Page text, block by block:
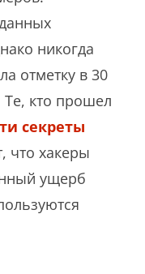
никогда
отметку в 30
кто прошел
секреты
что хакеры
ущерб